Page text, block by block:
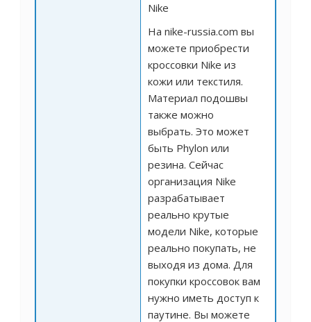
Nike
На nike-russia.com вы
можете приобрести
кроссовки Nike из
кожи или текстиля.
Материал подошвы
также можно
выбрать. Это может
быть Phylon или
резина. Сейчас
организация Nike
разрабатывает
реально крутые
модели Nike, которые
реально покупать, не
выходя из дома. Для
покупки кроссовок вам
нужно иметь доступ к
паутине. Вы можете